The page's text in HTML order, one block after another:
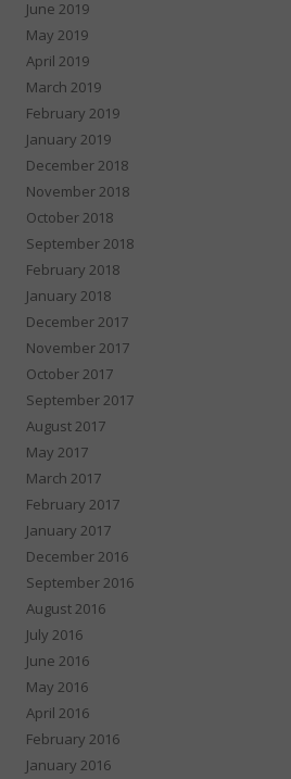
June 2019
May 2019
April 2019
March 2019
February 2019
January 2019
December 2018
November 2018
October 2018
September 2018
February 2018
January 2018
December 2017
November 2017
October 2017
September 2017
August 2017
May 2017
March 2017
February 2017
January 2017
December 2016
September 2016
August 2016
July 2016
June 2016
May 2016
April 2016
February 2016
January 2016